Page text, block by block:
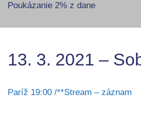
Poukázanie 2% z dane
13. 3. 2021 –
Paríž 19:00 /**Stream – záznam